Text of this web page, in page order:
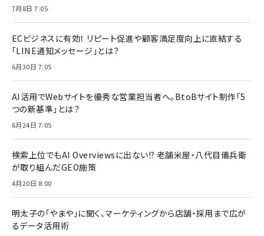
7月8日 7:05
ECビジネスに有効！ リピート促進や顧客満足度向上に直結する
「LINE通知メッセージ」とは？
6月30日 7:05
AI活用でWebサイトを優秀な営業担当者へ。BtoBサイト制作「5
つの新基準」とは？
6月24日 7:05
検索上位でもAI Overviewsに出ない!? 老舗米屋・八代目儀兵衛
が取り組んだGEO施策
4月20日 8:00
明太子の「やまや」に聞く、マーケティングから店舗・採用まで広が
るデータ活用術